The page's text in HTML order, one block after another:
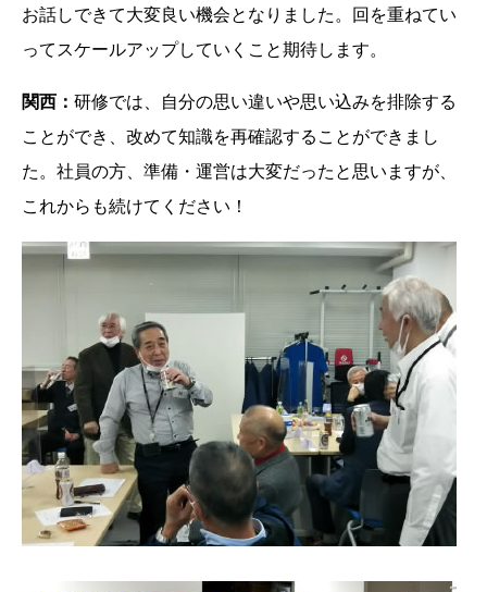
お話しできて大変良い機会となりました。回を重ねてい
ってスケールアップしていくこと期待します。
関西： 研修では、自分の思い違いや思い込みを排除する
ことができ、改めて知識を再確認することができまし
た。社員の方、準備・運営は大変だったと思いますが、
これからも続けてください！